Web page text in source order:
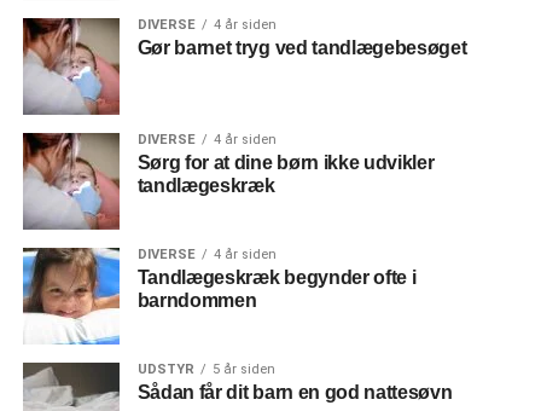
DIVERSE 4 år siden
Gør barnet tryg ved tandlægebesøget
DIVERSE 4 år siden
Sørg for at dine børn ikke udvikler
tandlægeskræk
DIVERSE 4 år siden
Tandlægeskræk begynder ofte i
barndommen
UDSTYR 5 år siden
Sådan får dit barn en god nattesøvn